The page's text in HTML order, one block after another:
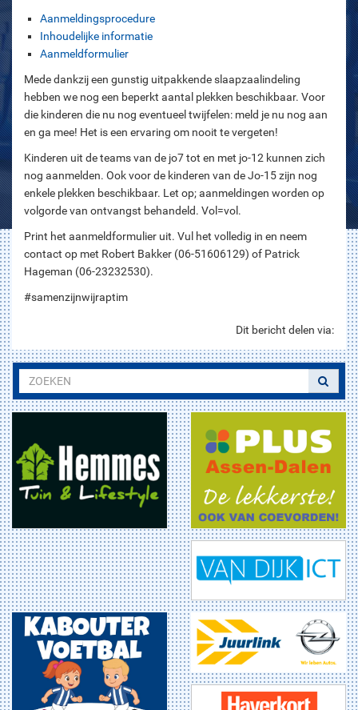
Aanmeldingsprocedure
Inhoudelijke informatie
Aanmeldformulier
Mede dankzij een gunstig uitpakkende slaapzaalindeling
hebben we nog een beperkt aantal plekken beschikbaar. Voor
die kinderen die nu nog eventueel twijfelen: meld je nu nog aan
en ga mee! Het is een ervaring om nooit te vergeten!
Kinderen uit de teams van de jo7 tot en met jo-12 kunnen zich
nog aanmelden. Ook voor de kinderen van de Jo-15 zijn nog
enkele plekken beschikbaar. Let op; aanmeldingen worden op
volgorde van ontvangst behandeld. Vol=vol.
Print het aanmeldformulier uit. Vul het volledig in en neem
contact op met Robert Bakker (06-51606129) of Patrick
Hageman (06-23232530).
#samenzijnwijraptim
Dit bericht delen via: